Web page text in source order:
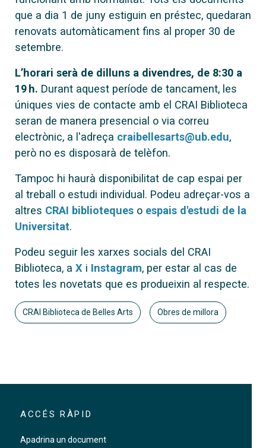
que a dia 1 de juny estiguin en préstec, quedaran
renovats automàticament fins al proper 30 de
setembre.
L’horari serà de dilluns a divendres, de 8:30 a
19 h. Durant aquest període de tancament, les
úniques vies de contacte amb el CRAI Biblioteca
seran de manera presencial o via correu
electrònic, a l'adreça craibellesarts@ub.edu,
però no es disposarà de telèfon.
Tampoc hi haurà disponibilitat de cap espai per
al treball o estudi individual. Podeu adreçar-vos a
altres CRAI biblioteques o espais d'estudi de la
Universitat.
Podeu seguir les xarxes socials del CRAI
Biblioteca, a X i Instagram, per estar al cas de
totes les novetats que es produeixin al respecte.
CRAI Biblioteca de Belles Arts Obres de millora
ACCÉS RÀPID
Apadrina un document